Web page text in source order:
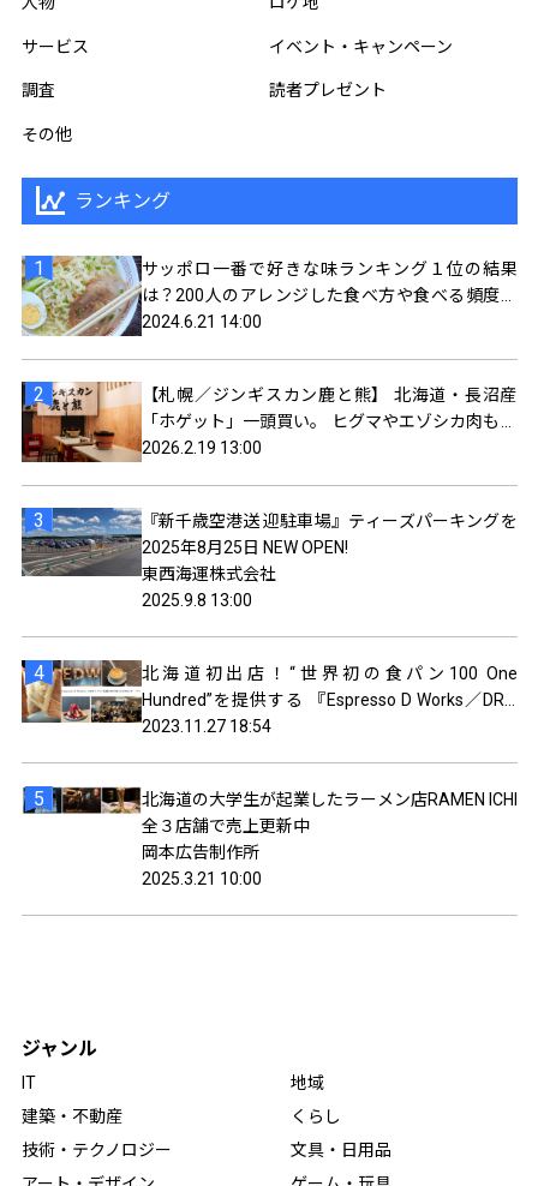
サービス イベント・キャンペーン
調査 読者プレゼント
その他
ランキング
サッポロ一番で好きな味ランキング１位の結果
は？200人のアレンジした食べ方や食べる頻度を
聞いてみました
2024.6.21 14:00
【札幌／ジンギスカン鹿と熊】 北海道・長沼産
「ホゲット」一頭買い。 ヒグマやエゾシカ肉も食
べられるジンギスカン屋オープン。
2026.2.19 13:00
『新千歳空港送 迎駐車場』ティーズパーキングを
2025年8月25日 NEW OPEN!
東西海運株式会社
2025.9.8 13:00
北海道初出店！“世界初の食パン100 One
Hundred”を提供する 『Espresso D Works／DRA
セブン ココノ ススキノ(札幌)』がオープン！
2023.11.27 18:54
北海道の大学生が起業したラーメン店RAMEN ICHI
全３店舗で売上更新中
岡本広告制作所
2025.3.21 10:00
ジャンル
IT
建築・不動産
技術・テクノロジー
地域
くらし
文具・日用品